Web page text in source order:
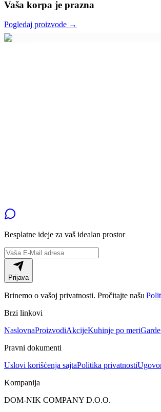
Vaša korpa je prazna
Pogledaj proizvode →
Besplatne ideje za vaš idealan prostor
Prijava
Brinemo o vašoj privatnosti. Pročitajte našu
Brzi linkovi
NaslovnaProizvodiAkcijeKuhinje po meri
Pravni dokumenti
Uslovi korišćenja sajtaPolitika privatnosti
Kompanija
DOM-NIK COMPANY D.O.O.